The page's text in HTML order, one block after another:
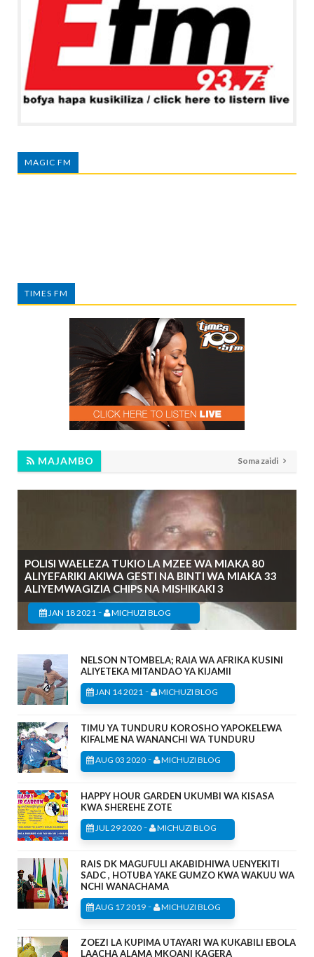
MAGIC FM
TIMES FM
MAJAMBO Soma zaidi
POLISI WAELEZA TUKIO LA MZEE WA MIAKA 80
ALIYEFARIKI AKIWA GESTI NA BINTI WA MIAKA 33
ALIYEMWAGIZIA CHIPS NA MISHIKAKI 3
JAN 18 2021 - MICHUZI BLOG
NELSON NTOMBELA; RAIA WA AFRIKA KUSINI
ALIYETEKA MITANDAO YA KIJAMII
JAN 14 2021 - MICHUZI BLOG
TIMU YA TUNDURU KOROSHO YAPOKELEWA
KIFALME NA WANANCHI WA TUNDURU
AUG 03 2020 - MICHUZI BLOG
HAPPY HOUR GARDEN UKUMBI WA KISASA
KWA SHEREHE ZOTE
JUL 29 2020 - MICHUZI BLOG
RAIS DK MAGUFULI AKABIDHIWA UENYEKITI
SADC , HOTUBA YAKE GUMZO KWA WAKUU WA
NCHI WANACHAMA
AUG 17 2019 - MICHUZI BLOG
ZOEZI LA KUPIMA UTAYARI WA KUKABILI EBOLA
LAACHA ALAMA MKOANI KAGERA